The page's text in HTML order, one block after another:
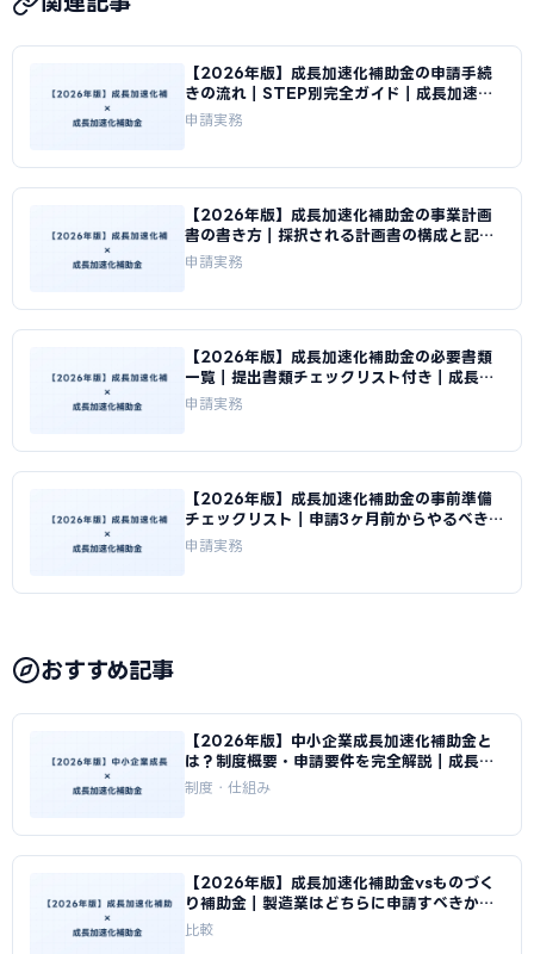
りを取ることは推奨しますが、契約は1機関に絞ってくださ
い。
【2026年版】成長加速化補助金の申請手続
きの流れ｜STEP別完全ガイド｜成長加速化
補助金ナビ
申請実務
【2026年版】成長加速化補助金の事業計画
書の書き方｜採択される計画書の構成と記載
例｜成長加速化補助金ナビ
申請実務
【2026年版】成長加速化補助金の必要書類
一覧｜提出書類チェックリスト付き｜成長加
速化補助金ナビ
申請実務
【2026年版】成長加速化補助金の事前準備
チェックリスト｜申請3ヶ月前からやるべきこ
と｜成長加速化補助金ナビ
申請実務
おすすめ記事
【2026年版】中小企業成長加速化補助金と
は？制度概要・申請要件を完全解説｜成長加
速化補助金ナビ
制度・仕組み
【2026年版】成長加速化補助金vsものづく
り補助金｜製造業はどちらに申請すべきか徹
底比較｜成長加速化補助金ナビ
比較